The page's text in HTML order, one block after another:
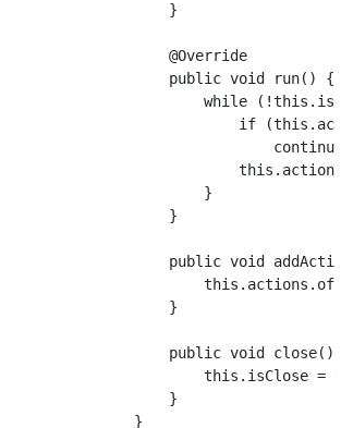
        }
        @Override
        public void run() {
while
if
            }
        }
public void
        }
public void close()
this.isClose =
        }
    }